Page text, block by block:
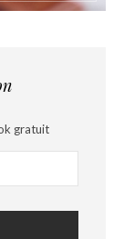
gratuit